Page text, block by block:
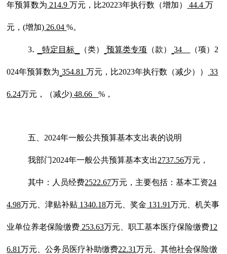
年预算数为 214.9万元，比20223年执行数（增加） 44.4万
元，(增加) 26.04%。
3. 特定目标 （类） 预算类专项 （款） 34 （项） 2
024年预算数为 354.81万元，比2023年执行数 （减少） ） 33
6.24万元， （减少) 48.66 % ，
五、 2024年一般公共预算基本支出表的说明
我部门2024年一般公共预算基本支出2737.56万元，
其中：人员经费2522.67万元，主要包括：基本工资24
4.98万元、津贴补贴 1340.18万元、奖金 131.91万元、机关事
业单位养老保险缴费 253.63万元、职工基本医疗保险缴费12
6.81万元、公务员医疗补助缴费22.31万元、其他社会保险缴